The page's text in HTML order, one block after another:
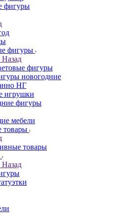
фигуры
фигуры
Назад
фигуры
новогодние
НГ
игрушки
фигуры
мебели
товары
товары
Назад